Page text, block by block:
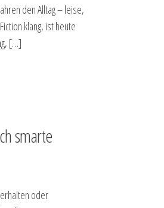
den Alltag – leise,
klang, ist heute
[…]
smarte
oder